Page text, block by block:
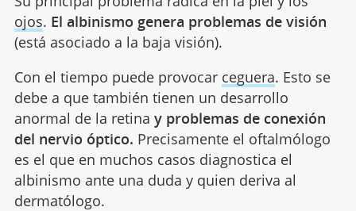
ojos. El albinismo genera problemas de visión
(está asociado a la baja visión).
Con el tiempo puede provocar ceguera. Esto se
debe a que también tienen un desarrollo
anormal de la retina y problemas de conexión
del nervio óptico. Precisamente el oftalmólogo
es el que en muchos casos diagnostica el
albinismo ante una duda y quien deriva al
dermatólogo.